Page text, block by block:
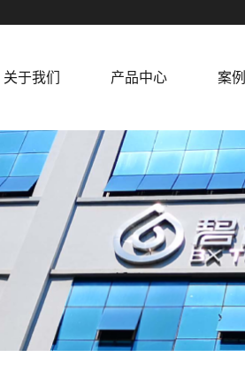
关于我们
公司简介
公司宗旨
厂区展示
营业执照
产品中心
生物检测技...
免试剂水质...
水面无人船
小型水质自...
案
典